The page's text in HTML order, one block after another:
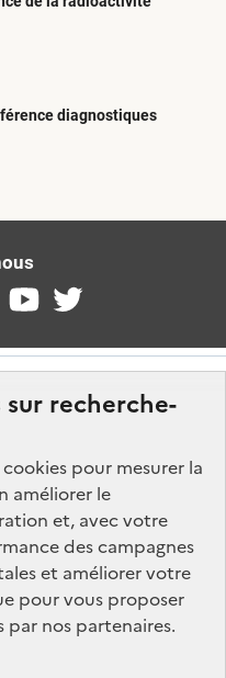
recherche-
pour mesurer la
améliorer le
et, avec votre
des campagnes
et améliorer votre
pour vous proposer
nos partenaires.
diagnostiques